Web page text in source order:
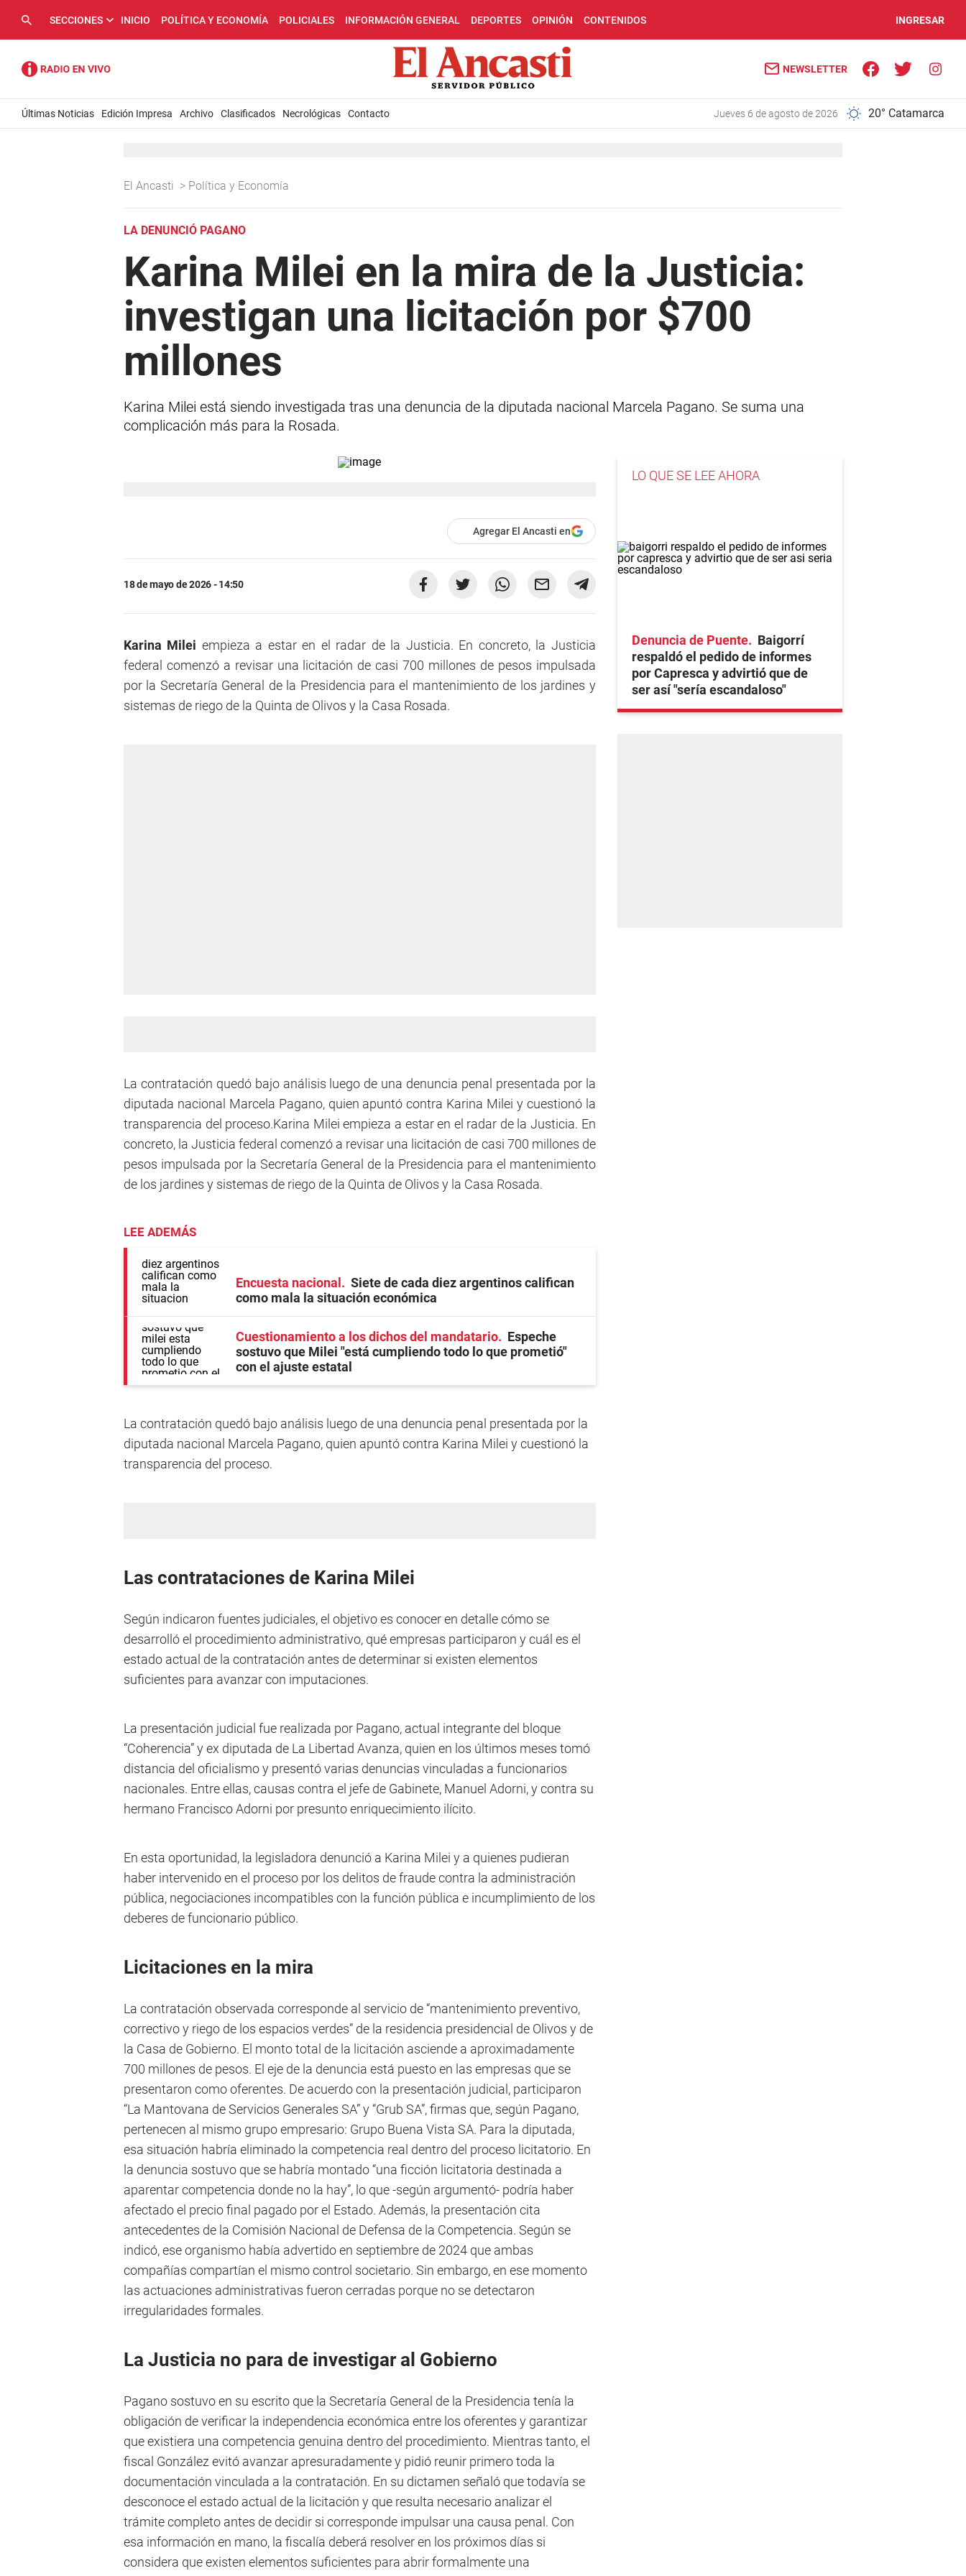
SECCIONES INICIO POLÍTICA Y ECONOMÍA POLICIALES INFORMACIÓN GENERAL DEPORTES OPINIÓN CONTENIDOS INGRESAR
NEWSLETTER
Últimas Noticias Edición Impresa Archivo Clasificados Necrológicas Contacto jueves 6 de agosto de 2026 20° Catamarca
El Ancasti > Política y Economía
LA DENUNCIÓ PAGANO
Karina Milei en la mira de la Justicia:
investigan una licitación por $700
millones
Karina Milei está siendo investigada tras una denuncia de la diputada nacional Marcela Pagano. Se suma una
complicación más para la Rosada.
Agregar El Ancasti en
18 de mayo de 2026 - 14:50
Karina Milei empieza a estar en el radar de la Justicia. En concreto, la Justicia
federal comenzó a revisar una licitación de casi 700 millones de pesos impulsada
por la Secretaría General de la Presidencia para el mantenimiento de los jardines y
sistemas de riego de la Quinta de Olivos y la Casa Rosada.
La contratación quedó bajo análisis luego de una denuncia penal presentada por la
diputada nacional Marcela Pagano, quien apuntó contra Karina Milei y cuestionó la
transparencia del proceso.Karina Milei empieza a estar en el radar de la Justicia. En
concreto, la Justicia federal comenzó a revisar una licitación de casi 700 millones de
pesos impulsada por la Secretaría General de la Presidencia para el mantenimiento
de los jardines y sistemas de riego de la Quinta de Olivos y la Casa Rosada.
LEE ADEMÁS
Encuesta nacional
Siete de cada diez argentinos califican
como mala la situación económica
Cuestionamiento a los dichos del mandatario
Espeche
sostuvo que Milei "está cumpliendo todo lo que prometió"
con el ajuste estatal
La contratación quedó bajo análisis luego de una denuncia penal presentada por la
diputada nacional Marcela Pagano, quien apuntó contra Karina Milei y cuestionó la
transparencia del proceso.
Las contrataciones de Karina Milei
Según indicaron fuentes judiciales, el objetivo es conocer en detalle cómo se
desarrolló el procedimiento administrativo, qué empresas participaron y cuál es el
estado actual de la contratación antes de determinar si existen elementos
suficientes para avanzar con imputaciones.
La presentación judicial fue realizada por Pagano, actual integrante del bloque
“Coherencia” y ex diputada de La Libertad Avanza, quien en los últimos meses tomó
distancia del oficialismo y presentó varias denuncias vinculadas a funcionarios
nacionales. Entre ellas, causas contra el jefe de Gabinete, Manuel Adorni, y contra su
hermano Francisco Adorni por presunto enriquecimiento ilícito.
En esta oportunidad, la legisladora denunció a Karina Milei y a quienes pudieran
haber intervenido en el proceso por los delitos de fraude contra la administración
pública, negociaciones incompatibles con la función pública e incumplimiento de los
deberes de funcionario público.
Licitaciones en la mira
La contratación observada corresponde al servicio de “mantenimiento preventivo,
correctivo y riego de los espacios verdes” de la residencia presidencial de Olivos y de
la Casa de Gobierno. El monto total de la licitación asciende a aproximadamente
700 millones de pesos. El eje de la denuncia está puesto en las empresas que se
presentaron como oferentes. De acuerdo con la presentación judicial, participaron
“La Mantovana de Servicios Generales SA” y “Grub SA”, firmas que, según Pagano,
pertenecen al mismo grupo empresario: Grupo Buena Vista SA. Para la diputada,
esa situación habría eliminado la competencia real dentro del proceso licitatorio. En
la denuncia sostuvo que se habría montado “una ficción licitatoria destinada a
aparentar competencia donde no la hay”, lo que -según argumentó- podría haber
afectado el precio final pagado por el Estado. Además, la presentación cita
antecedentes de la Comisión Nacional de Defensa de la Competencia. Según se
indicó, ese organismo había advertido en septiembre de 2024 que ambas
compañías compartían el mismo control societario. Sin embargo, en ese momento
las actuaciones administrativas fueron cerradas porque no se detectaron
irregularidades formales.
La Justicia no para de investigar al Gobierno
Pagano sostuvo en su escrito que la Secretaría General de la Presidencia tenía la
obligación de verificar la independencia económica entre los oferentes y garantizar
que existiera una competencia genuina dentro del procedimiento. Mientras tanto, el
fiscal González evitó avanzar apresuradamente y pidió reunir primero toda la
documentación vinculada a la contratación. En su dictamen señaló que todavía se
desconoce el estado actual de la licitación y que resulta necesario analizar el
trámite completo antes de decidir si corresponde impulsar una causa penal. Con
esa información en mano, la fiscalía deberá resolver en los próximos días si
considera que existen elementos suficientes para abrir formalmente una
LO QUE SE LEE AHORA
Denuncia de Puente
Baigorrí
respaldó el pedido de informes
por Capresca y advirtió que de
ser así "sería escandaloso"